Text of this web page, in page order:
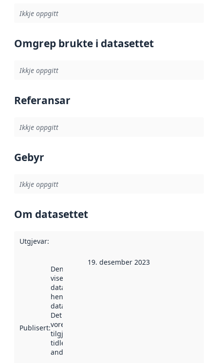
Ikkje oppgitt
Omgrep brukte i datasettet
Ikkje oppgitt
Referansar
Ikkje oppgitt
Gebyr
Ikkje oppgitt
Om datasettet
Utgjevar:
Publisert:
Denne datoen
viser når
datasettet vart
henta inn av
data.norge.no.
Det kan ha
vore
tilgjengeleg
tidlegare
andre stader.
19. desember 2023